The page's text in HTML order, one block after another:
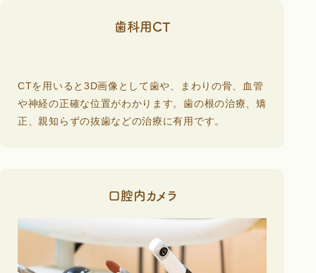
歯科用CT
CTを用いると3D画像として歯や、まわりの骨、血管
や神経の正確な位置がわかります。歯の根の治療、矯
正、親知らずの抜歯などの治療に有用です。
口腔内カメラ